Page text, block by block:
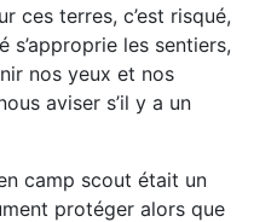
ces terres, c’est risqué,
s’approprie les sentiers,
nos yeux et nos
aviser s’il y a un
camp scout était un
protéger alors que